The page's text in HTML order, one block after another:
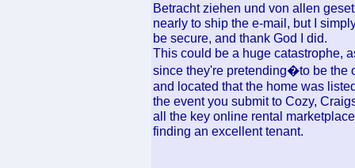
Betracht ziehen und von allen
nearly to ship the e-mail, but I
be secure, and thank God I did.
This could be a huge catastrophe,
since they're pretending�to be the
and located that the home was
the event you submit to Cozy,
all the key online rental
finding an excellent tenant.